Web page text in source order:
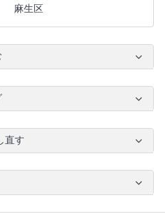
麻生区
直す